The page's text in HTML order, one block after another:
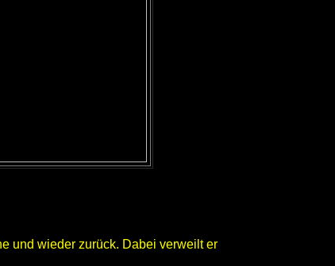
und wieder zurück. Dabei verweilt er